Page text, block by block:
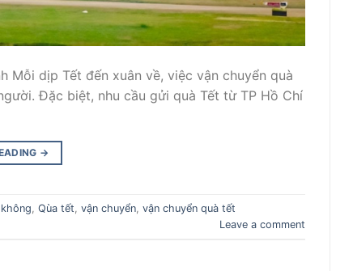
Mỗi dịp Tết đến xuân về, việc vận chuyển quà
Đặc biệt, nhu cầu gửi quà Tết từ TP Hồ Chí
→
Qùa tết vận chuyển vận chuyển quà tết
Leave a comment